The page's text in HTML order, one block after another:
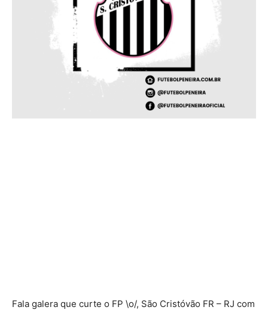
Fala galera que curte o FP \o/, São Cristóvão FR – RJ com